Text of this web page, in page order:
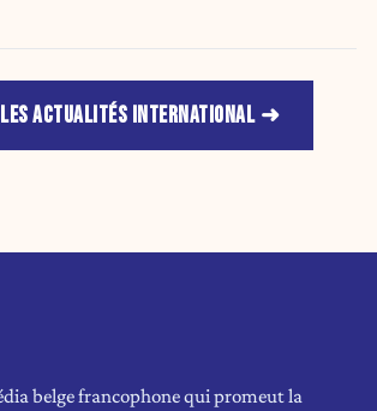
ACTUALITÉS INTERNATIONAL
belge francophone qui promeut la